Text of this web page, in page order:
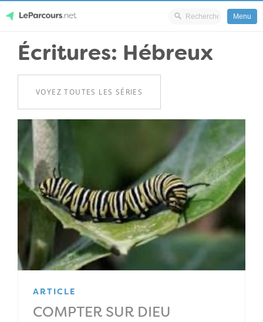
content
LeParcours.net
Menu
Écritures: Hébreux
VOYEZ TOUTES LES SÉRIES
ARTICLE
COMPTER SUR DIEU